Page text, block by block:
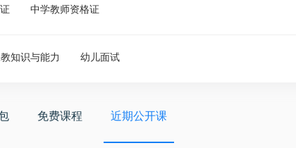
中学教师资格证
知识与能力 幼儿面试
免费课程 近期公开课